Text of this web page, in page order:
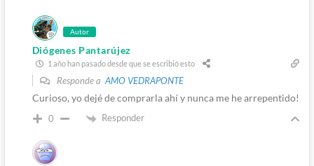
Autor
Diógenes Pantarújez
1 año han pasado desde que se escribió esto
Responde a AMO VEDRAPONTE
Curioso, yo dejé de comprarla ahí y nunca me he arrepentido!
0 Responder